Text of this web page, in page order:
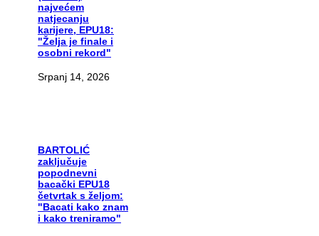
najvećem
natjecanju
karijere, EPU18:
"Želja je finale i
osobni rekord"
Srpanj 14, 2026
BARTOLIĆ
zaključuje
popodnevni
bacački EPU18
četvrtak s željom:
"Bacati kako znam
i kako treniramo"